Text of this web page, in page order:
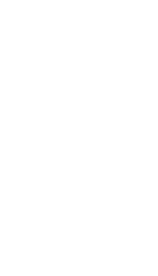
識調査、人事制度の構築
適正適職診断、社員教育
サービスについ